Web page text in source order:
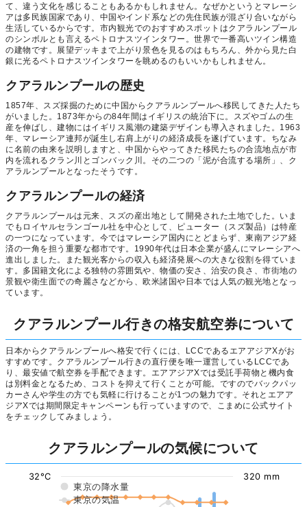
て、違う文化を感じることもあるかもしれません。なぜかというとマレーシ
アは多民族国家であり、中国やインド系などの先住民族が混ざり合いながら
生活しているからです。市内観光でのおすすめスポットはクアラルンプール
のシンボルとも言えるペトロナスツインタワー。世界で一番高いツイン構造
の建物です。展望デッキまで上がり景色を見るのはもちろん、外から見た白
銀に光るペトロナスツインタワーを眺めるのもいいかもしれません。
クアラルンプールの歴史
1857年、スズ採掘のために中国からクアラルンプールへ移民してきた人たち
がいました。1873年からの84年間はイギリスの統治下に。スズやゴムの生
産を伸ばし、建物にはイギリス風潮の建築デザインも導入されました。1963
年、マレーシア連邦が誕生し右肩上がりの経済成長を遂げています。ちなみ
に名前の由来を説明しますと、中国からやってきた移民たちの合流地点が市
内を流れるクラン川とゴンバック川。その二つの「泥が合流する場所」、ク
アラルンプールとなったそうです。
クアラルンプールの経済
クアラルンプールは元来、スズの産出地として開発された土地でした。いま
でもロイヤルセランゴール社を中心として、ピューター（スズ製品）は特産
の一つになっています。今ではマレーシア国内にとどまらず、東南アジア経
済の一角を担う重要な都市です。1990年代は日本企業が盛んにマレーシアへ
進出しました。また観光客からの収入も経済発展への大きな役割を得ていま
す。多国籍文化による独特の雰囲気や、物価の安さ、治安の良さ、市街地の
景観や衛生面での奇麗さなどから、欧米諸国や日本では人気の観光地となっ
ています。
クアラルンプール行きの格安航空券について
日本からクアラルンプールへ格安で行くには、LCCであるエアアジアXがお
すすめです。クアラルンプール行きの直行便を唯一運営しているLCCであ
り、最安値で航空券を手配できます。エアアジアXでは受託手荷物と機内食
は別料金となるため、コストを抑えて行くことが可能。ですのでバックパッ
カーさんや学生の方でも気軽に行けることが1つの魅力です。それとエアア
ジアXでは期間限定キャンペーンも行っていますので、こまめに公式サイト
をチェックしてみましょう。
クアラルンプールの気候について
東京の降水量
東京の気温
32°C 320 mm